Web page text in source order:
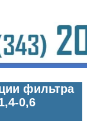
фильтра
0,6